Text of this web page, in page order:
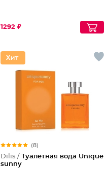
1292 ₽
(8)
Dilis / Туалетная вода Unique
sunny